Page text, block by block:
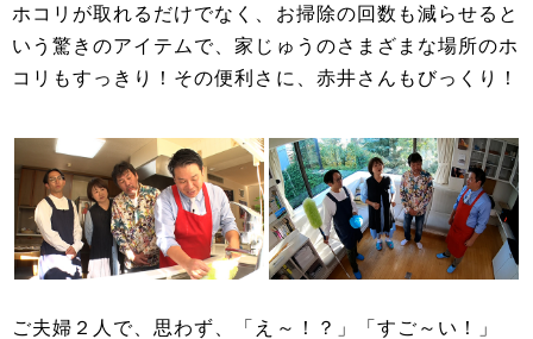
ホコリが取れるだけでなく、お掃除の回数も減らせると
いう驚きのアイテムで、家じゅうのさまざまな場所のホ
コリもすっきり！その便利さに、赤井さんもびっくり！
ご夫婦２人で、思わず、「え～！？」「すご～い！」